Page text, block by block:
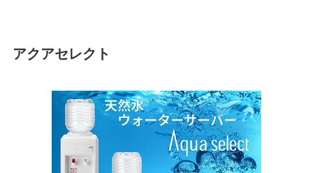
アクアセレクト